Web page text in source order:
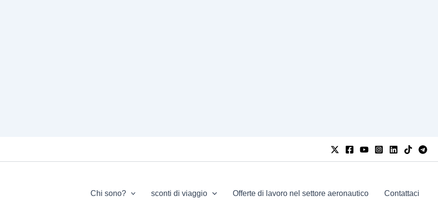
Chi sono? sconti di viaggio Offerte di lavoro nel settore aeronautico Contattaci